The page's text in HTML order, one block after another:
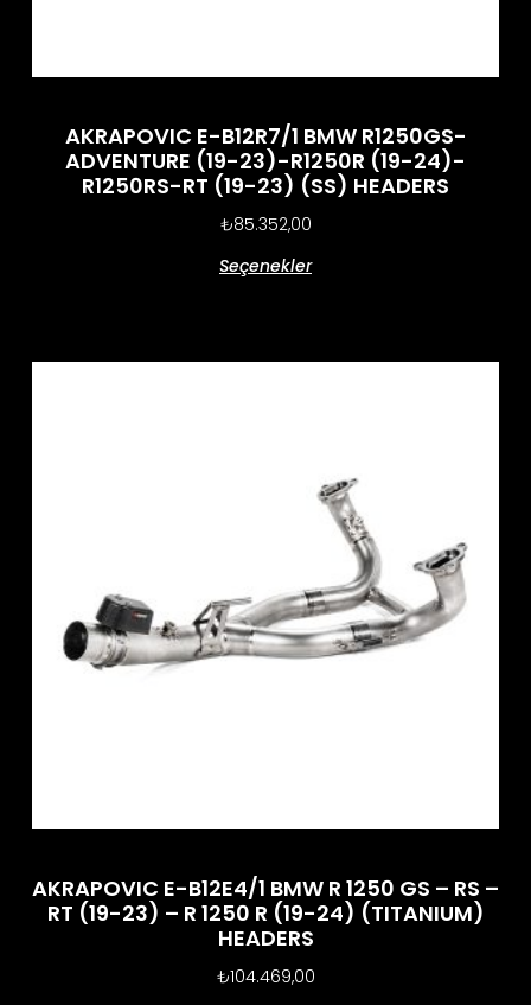
AKRAPOVIC E-B12R7/1 BMW R1250GS-
ADVENTURE (19-23)-R1250R (19-24)-
R1250RS-RT (19-23) (SS) HEADERS
₺85.352,00
Seçenekler
AKRAPOVIC E-B12E4/1 BMW R 1250 GS – RS –
RT (19-23) – R 1250 R (19-24) (TITANIUM)
HEADERS
₺104.469,00